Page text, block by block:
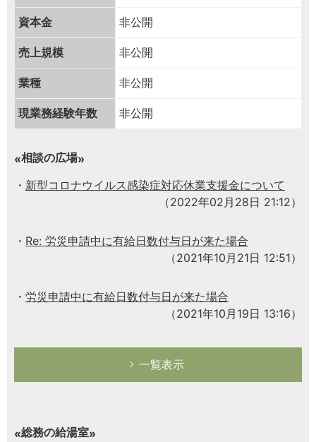
資本金 非公開
売上規模 非公開
業種 非公開
現業務経験年数 非公開
相談の広場
新型コロナウイルス感染症対応休業支援金について
（2022年02月28日 21:12）
Re: 労災申請中に有給日数付与日が来た場合
（2021年10月21日 12:51）
労災申請中に有給日数付与日が来た場合
（2021年10月19日 13:16）
一覧表示
総務の給湯室